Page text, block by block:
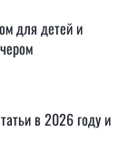
для детей и
в 2026 году и